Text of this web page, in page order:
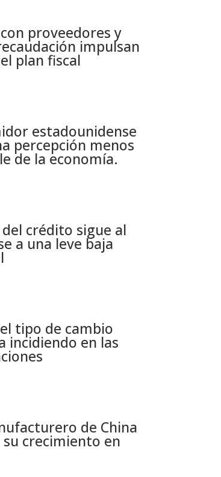
proveedores y
impulsan
plan fiscal​
estadounidense
percepción menos
de la economía​.
del crédito sigue al
a una leve baja
tipo de cambio
incidiendo en las
de China
crecimiento en